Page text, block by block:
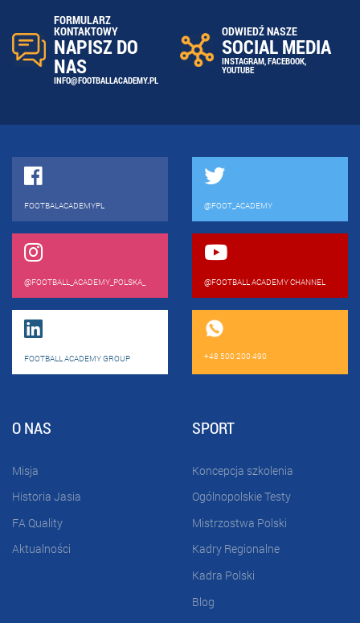
FORMULARZ
KONTAKTOWY
NAPISZ DO
NAS
INFO@FOOTBALLACADEMY.PL
ODWIEDŹ NASZE
SOCIAL MEDIA
INSTAGRAM,FACEBOOK,
YOUTUBE
FOOTBALACADEMYPL @FOOT_ACADEMY
@FOOTBALL_ACADEMY_POLSKA_ @FOOTBALL ACADEMY CHANNEL
FOOTBALL ACADEMY GROUP +48 500 200 490
O NAS
Misja
Historia Jasia
FA Quality
Aktualności
SPORT
Koncepcja szkolenia
Ogólnopolskie Testy
Mistrzostwa Polski
Kadry Regionalne
Kadra Polski
Blog